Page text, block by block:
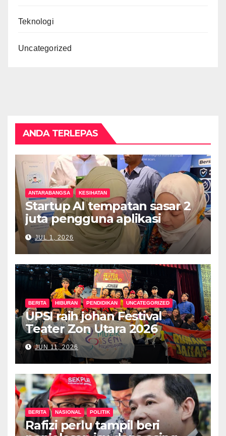
Teknologi
Uncategorized
ANDA TERLEPAS
ANTARABANGSA KESIHATAN
Startup AI tempatan sasar 2
juta pengguna aplikasi
kesihatan digital MyMedix
dalam tempoh setahun
JUL 1, 2026
BERITA HIBURAN PENDIDIKAN UNCATEGORIZED
UPSI raih johan Festival
Teater Zon Utara 2026
JUN 11, 2026
BERITA NASIONAL POLITIK
Rafizi perlu tampil beri